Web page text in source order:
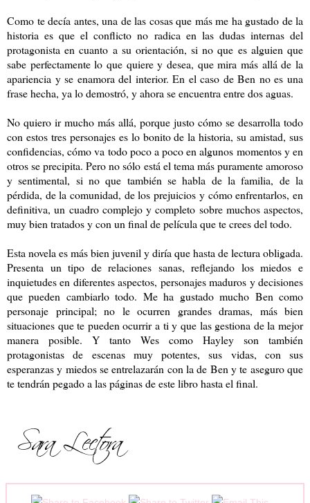
Como te decía antes, una de las cosas que más me ha gustado de la
historia es que el conflicto no radica en las dudas internas del
protagonista en cuanto a su orientación, si no que es alguien que
sabe perfectamente lo que quiere y desea, que mira más allá de la
apariencia y se enamora del interior. En el caso de Ben no es una
frase hecha, ya lo demostró, y ahora se encuentra entre dos aguas.
No quiero ir mucho más allá, porque justo cómo se desarrolla todo
con estos tres personajes es lo bonito de la historia, su amistad, sus
confidencias, cómo va todo poco a poco en algunos momentos y en
otros se precipita. Pero no sólo está el tema más puramente amoroso
y sentimental, si no que también se habla de la familia, de la
pérdida, de la comunidad, de los prejuicios y cómo enfrentarlos, en
definitiva, un cuadro complejo y completo sobre muchos aspectos,
muy bien tratados y con un final de película que te crees del todo.
Esta novela es más bien juvenil y diría que hasta de lectura obligada.
Presenta un tipo de relaciones sanas, reflejando los miedos e
inquietudes en diferentes aspectos, personajes maduros y decisiones
que pueden cambiarlo todo. Me ha gustado mucho Ben como
personaje principal; no le ocurren grandes dramas, más bien
situaciones que te pueden ocurrir a ti y que las gestiona de la mejor
manera posible. Y tanto Wes como Hayley son también
protagonistas de escenas muy potentes, sus vidas, con sus
esperanzas y miedos se entrelazarán con la de Ben y te aseguro que
te tendrán pegado a las páginas de este libro hasta el final.